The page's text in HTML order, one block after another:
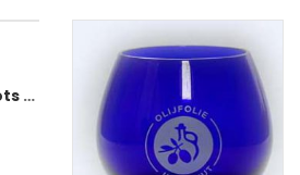
Promotiepakket ‘Trots op je keurmerk’